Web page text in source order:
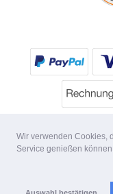
Wir verwenden Cookies,
Service genießen
* Alle